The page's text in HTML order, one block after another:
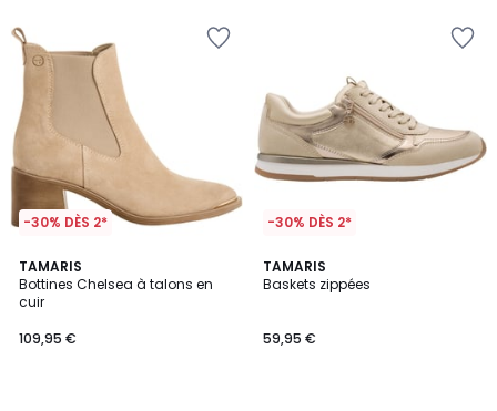
-30% DÈS 2*
TAMARIS
Bottines Chelsea à talons en
cuir
109,95 €
-30% DÈS 2*
TAMARIS
Baskets zippées
59,95 €
5
/
2
Couleurs